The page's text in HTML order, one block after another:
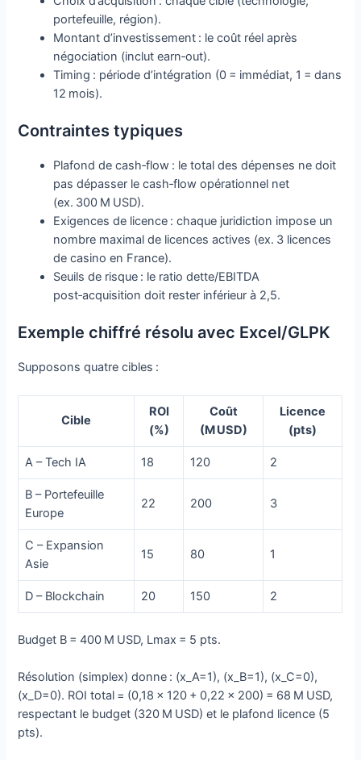
portefeuille, région).
Montant d’investissement : le coût réel après
négociation (inclut earn‑out).
Timing : période d’intégration (0 = immédiat, 1 = dans
12 mois).
Contraintes typiques
Plafond de cash‑flow : le total des dépenses ne doit
pas dépasser le cash‑flow opérationnel net
(ex. 300 M USD).
Exigences de licence : chaque juridiction impose un
nombre maximal de licences actives (ex. 3 licences
de casino en France).
Seuils de risque : le ratio dette/EBITDA
post‑acquisition doit rester inférieur à 2,5.
Exemple chiffré résolu avec Excel/GLPK
Supposons quatre cibles :
Cible
ROI
(%)
Coût
(M USD)
Licence
(pts)
A – Tech IA 18 120 2
B – Portefeuille
Europe
22 200 3
C – Expansion
Asie
15 80 1
D – Blockchain 20 150 2
Budget B = 400 M USD, Lmax = 5 pts.
Résolution (simplex) donne : (x_A=1), (x_B=1), (x_C=0),
(x_D=0). ROI total = (0,18 × 120 + 0,22 × 200) = 68 M USD,
respectant le budget (320 M USD) et le plafond licence (5
pts).